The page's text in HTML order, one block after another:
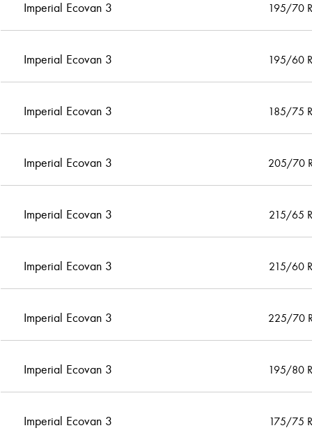
Imperial Ecovan 3 195/70
Imperial Ecovan 3 195/60
Imperial Ecovan 3 185/75
Imperial Ecovan 3 205/70
Imperial Ecovan 3 215/65
Imperial Ecovan 3 215/60
Imperial Ecovan 3 225/70
Imperial Ecovan 3 195/80
Imperial Ecovan 3 175/75